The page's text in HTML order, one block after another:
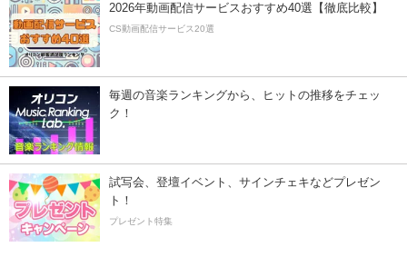
2026年動画配信サービスおすすめ40選【徹底比較】
CS動画配信サービス20選
毎週の音楽ランキングから、ヒットの推移をチェッ
ク！
試写会、登壇イベント、サインチェキなどプレゼン
ト！
プレゼント特集